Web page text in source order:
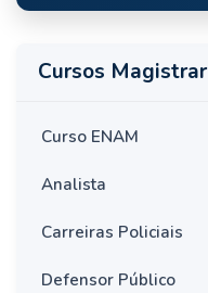
Cursos Magistrar
Curso ENAM
Analista
Carreiras Policiais
Defensor Público